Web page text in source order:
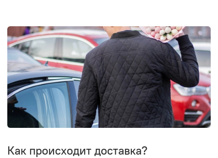
Как происходит доставка?